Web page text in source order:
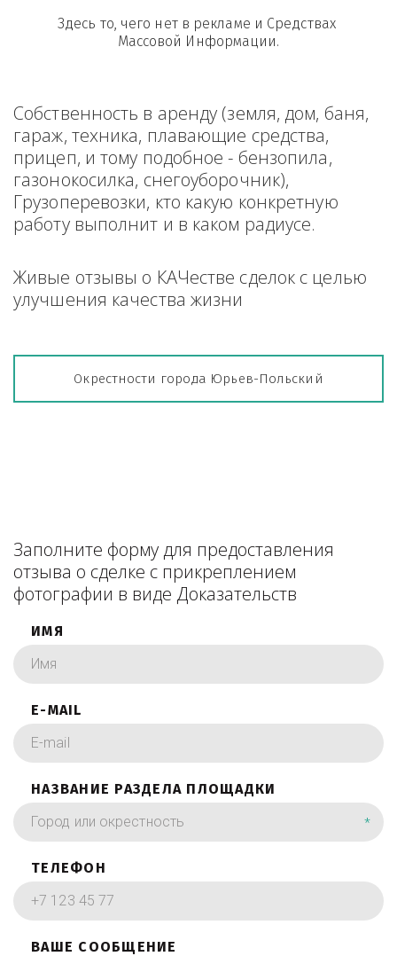
Здесь то, чего нет в рекламе и Средствах
Массовой Информации.
Собственность в аренду (земля, дом, баня,
гараж, техника, плавающие средства,
прицеп, и тому подобное - бензопила,
газонокосилка, снегоуборочник),
Грузоперевозки, кто какую конкретную
работу выполнит и в каком радиусе.
Живые отзывы о КАЧестве сделок с целью
улучшения качества жизни
Окрестности города Юрьев-Польский
Заполните форму для предоставления
отзыва о сделке с прикреплением
фотографии в виде Доказательств
ИМЯ
E-MAIL
НАЗВАНИЕ РАЗДЕЛА ПЛОЩАДКИ
*
ТЕЛЕФОН
ВАШЕ СООБЩЕНИЕ